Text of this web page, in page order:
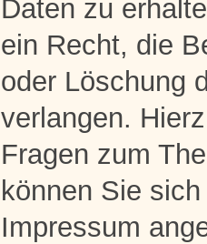
Daten zu
ein Recht, die
oder Löschung
verlangen.
Fragen zum
können Sie
Impressum